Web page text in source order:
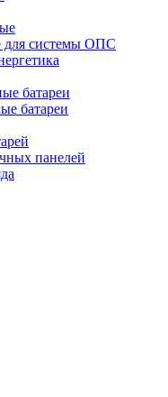
для системы ОПС
батареи
батареи
панелей